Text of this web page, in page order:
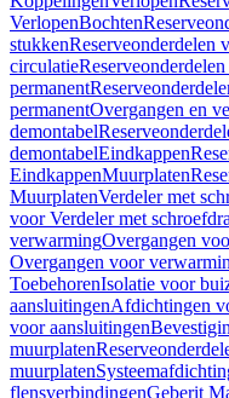
VerlopenBochten
stukkenReserveonderdelen
circulatie
permanent
permanentOvergangen en
demontabel
demontabelEindkappen
EindkappenMuurplaten
MuurplatenVerdeler met
voor Verdeler met
verwarmingOvergangen
Overgangen voor
ToebehorenIsolatie voor
aansluitingenAfdichtingen
voor aansluitingen
muurplaten
muurplaten
flensverbindingenGeberit